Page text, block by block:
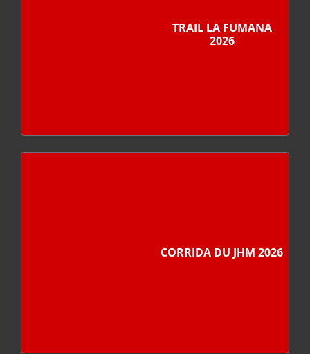
TRAIL LA FUMANA
2026
CORRIDA DU JHM 2026